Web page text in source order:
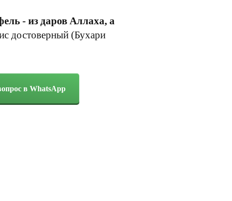
- из даров Аллаха, а
достоверный (Бухари
в WhatsApp